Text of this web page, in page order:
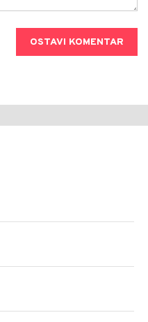
OSTAVI KOMENTAR